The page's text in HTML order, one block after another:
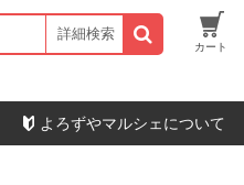
詳細検索
カート
よろずやマルシェについて